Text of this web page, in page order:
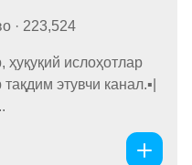
· 223,524
ҳуқуқий ислоҳотлар
этувчи канал.▪️|